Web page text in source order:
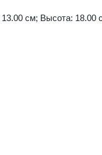
см; Высота: 18.00